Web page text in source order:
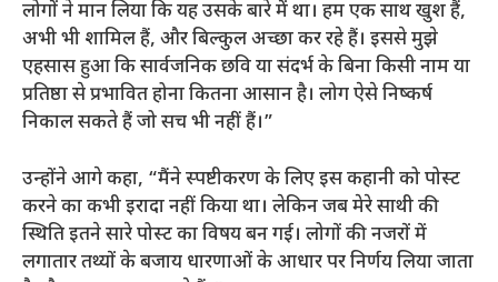
लोगों ने मान लिया कि यह उसके बारे में था। हम एक साथ खुश हैं,
अभी भी शामिल हैं, और बिल्कुल अच्छा कर रहे हैं। इससे मुझे
एहसास हुआ कि सार्वजनिक छवि या संदर्भ के बिना किसी नाम या
प्रतिष्ठा से प्रभावित होना कितना आसान है। लोग ऐसे निष्कर्ष
निकाल सकते हैं जो सच भी नहीं हैं।”
उन्होंने आगे कहा, “मैंने स्पष्टीकरण के लिए इस कहानी को पोस्ट
करने का कभी इरादा नहीं किया था। लेकिन जब मेरे साथी की
स्थिति इतने सारे पोस्ट का विषय बन गई। लोगों की नजरों में
लगातार तथ्यों के बजाय धारणाओं के आधार पर निर्णय लिया जाता